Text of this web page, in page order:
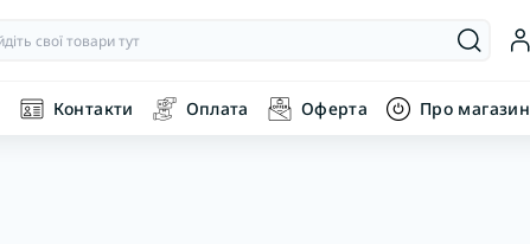
Контакти Оплата Оферта Про магазин